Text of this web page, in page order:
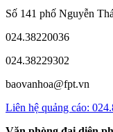
Số 141 phố Nguyễn
024.38220036
024.38229302
baovanhoa@fpt.vn
Liên hệ quảng cáo: